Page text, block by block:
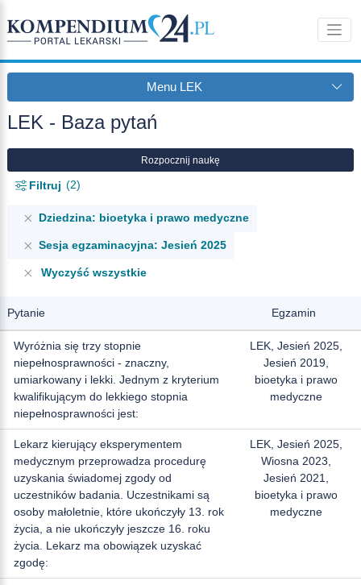
Menu LEK
LEK - Baza pytań
Filtruj 2
Rozpocznij naukę
Dziedzina: bioetyka i prawo medyczne
Sesja egzaminacyjna: Jesień 2025
Wyczyść wszystkie
Pytanie Egzamin
Wyróżnia się trzy stopnie
niepełnosprawności - znaczny,
umiarkowany i lekki. Jednym z kryterium
kwalifikującym do lekkiego stopnia
niepełnosprawności jest:
LEK, Jesień 2025,
Jesień 2019,
bioetyka i prawo
medyczne
Lekarz kierujący eksperymentem
medycznym przeprowadza procedurę
uzyskania świadomej zgody od
uczestników badania. Uczestnikami są
osoby małoletnie, które ukończyły 13. rok
życia, a nie ukończyły jeszcze 16. roku
życia. Lekarz ma obowiązek uzyskać
zgodę:
LEK, Jesień 2025,
Wiosna 2023,
Jesień 2021,
bioetyka i prawo
medyczne